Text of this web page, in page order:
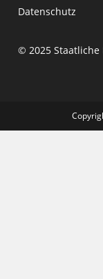
Datenschutz
© 2025 Staatliche